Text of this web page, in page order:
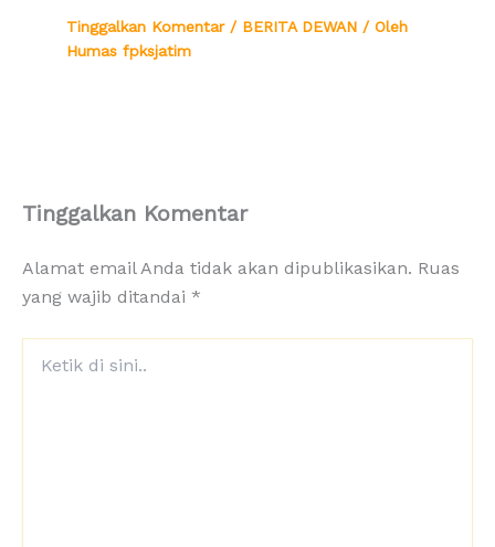
Tinggalkan Komentar / BERITA DEWAN / Oleh
Humas fpksjatim
Tinggalkan Komentar
Alamat email Anda tidak akan dipublikasikan. Ruas
yang wajib ditandai *